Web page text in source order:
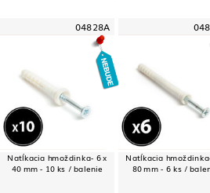
04828A
Natĺkacia hmoždinka- 6 x
40 mm - 10 ks / balenie
Natĺkacia
80 mm - 6 ks /